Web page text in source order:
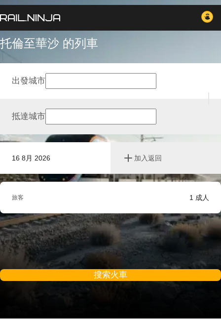
托倫至華沙 的列車
16 8月 2026 加入返回
出發城市
抵達城市
旅客 1 成人
搜索火車